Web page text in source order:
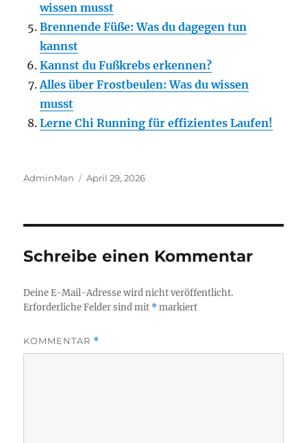
wissen musst
Brennende Füße: Was du dagegen tun
kannst
Kannst du Fußkrebs erkennen?
Alles über Frostbeulen: Was du wissen
musst
Lerne Chi Running für effizientes Laufen!
Autor
AdminMan
Veröffentlicht
April 29, 2026
Schreibe einen Kommentar
Deine E-Mail-Adresse wird nicht veröffentlicht.
Erforderliche Felder sind mit *markiert
KOMMENTAR *